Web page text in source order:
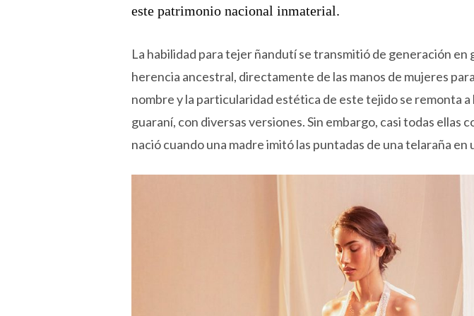
este patrimonio nacional inmaterial.
La habilidad para tejer ñandutí se transmitió de generación en
herencia ancestral, directamente de las manos de mujeres
nombre y la particularidad estética de este tejido se remonta
guaraní, con diversas versiones. Sin embargo, casi todas ellas
nació cuando una madre imitó las puntadas de una telaraña en